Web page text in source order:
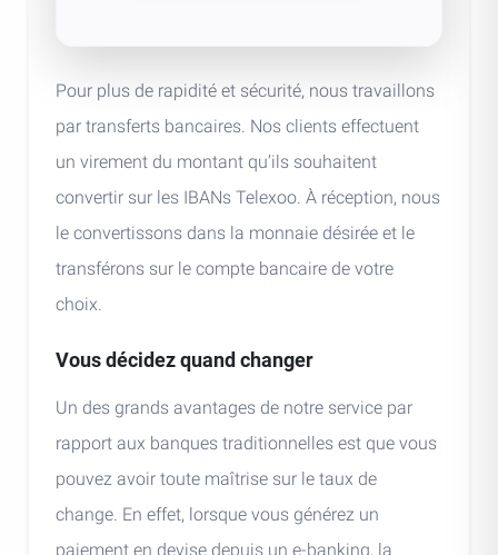
Pour plus de rapidité et sécurité, nous travaillons
par transferts bancaires. Nos clients effectuent
un virement du montant qu’ils souhaitent
convertir sur les IBANs Telexoo. À réception, nous
le convertissons dans la monnaie désirée et le
transférons sur le compte bancaire de votre
choix.
Vous décidez quand changer
Un des grands avantages de notre service par
rapport aux banques traditionnelles est que vous
pouvez avoir toute maîtrise sur le taux de
change. En effet, lorsque vous générez un
paiement en devise depuis un e-banking, la